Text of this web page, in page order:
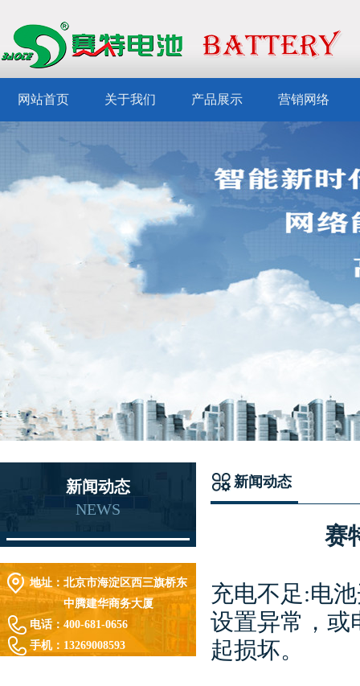
网站首页 关于我们 产品展示 营销网络
新闻动态
NEWS
地址： 北京市海淀区西三旗桥东
中腾建华商务大厦
电话： 400-681-0656
手机： 13269008593
新闻动态
赛
充电不足:电
设置异常，或
起损坏。